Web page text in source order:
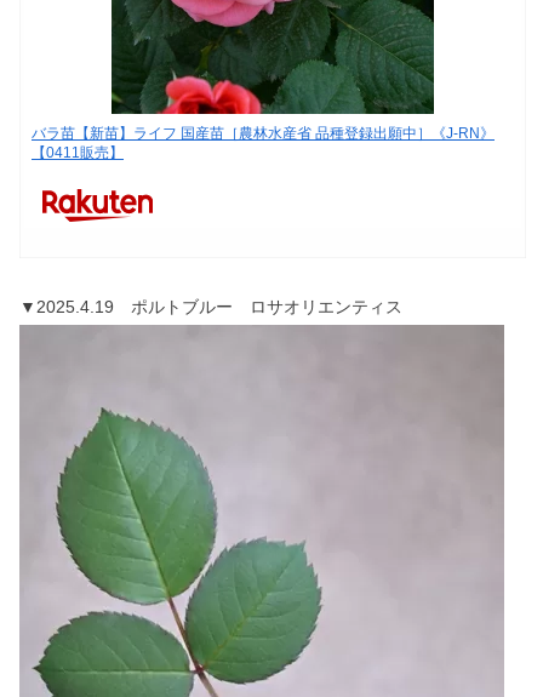
バラ苗【新苗】ライフ 国産苗［農林水産省 品種登録出願中］《J-RN》
【0411販売】
▼2025.4.19 ポルトブルー ロサオリエンティス